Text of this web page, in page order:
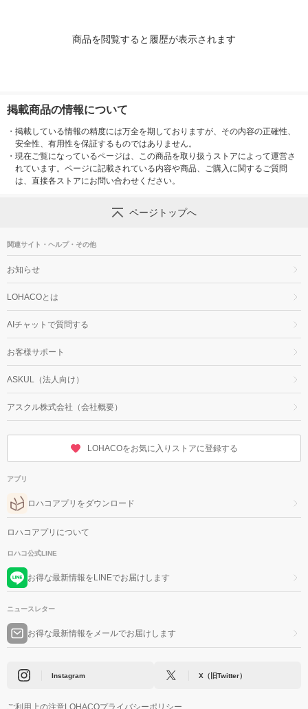
商品を閲覧すると履歴が表示されます
掲載商品の情報について
・ 掲載している情報の精度には万全を期しておりますが、その内容の正確性、
安全性、有用性を保証するものではありません。
・ 現在ご覧になっているページは、この商品を取り扱うストアによって運営さ
れています。ページに記載されている内容や商品、ご購入に関するご質問
は、直接各ストアにお問い合わせください。
ページトップへ
関連サイト・ヘルプ・その他
お知らせ
LOHACOとは
AIチャットで質問する
お客様サポート
ASKUL（法人向け）
アスクル株式会社（会社概要）
LOHACOをお気に入りストアに登録する
アプリ
ロハコアプリをダウンロード
ロハコアプリについて
ロハコ公式LINE
お得な最新情報をLINEでお届けします
ニュースレター
お得な最新情報をメールでお届けします
Instagram X（旧Twitter）